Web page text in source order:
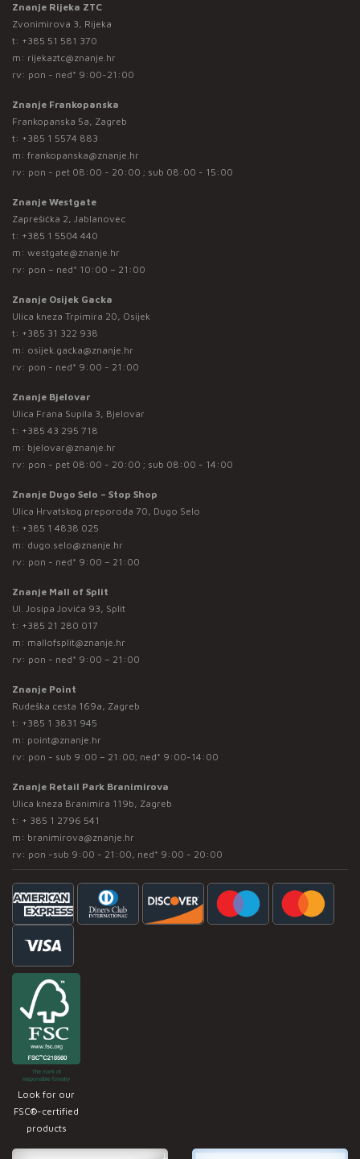
Znanje Rijeka ZTC
Zvonimirova 3, Rijeka
t: +385 51 581 370
m: rijekaztc@znanje.hr
rv: pon - ned* 9:00-21:00
Znanje Frankopanska
Frankopanska 5a, Zagreb
t: +385 1 5574 883
m: frankopanska@znanje.hr
rv: pon - pet 08:00 - 20:00 ; sub 08:00 - 15:00
Znanje Westgate
Zaprešićka 2, Jablanovec
t: +385 1 5504 440
m: westgate@znanje.hr
rv: pon – ned* 10:00 – 21:00
Znanje Osijek Gacka
Ulica kneza Trpimira 20, Osijek
t: +385 31 322 938
m: osijek.gacka@znanje.hr
rv: pon - ned* 9:00 - 21:00
Znanje Bjelovar
Ulica Frana Supila 3, Bjelovar
t: +385 43 295 718
m: bjelovar@znanje.hr
rv: pon - pet 08:00 - 20:00 ; sub 08:00 - 14:00
Znanje Dugo Selo – Stop Shop
Ulica Hrvatskog preporoda 70, Dugo Selo
t: +385 1 4838 025
m: dugo.selo@znanje.hr
rv: pon - ned* 9:00 – 21:00
Znanje Mall of Split
Ul. Josipa Jovića 93, Split
t: +385 21 280 017
m: mallofsplit@znanje.hr
rv: pon - ned* 9:00 – 21:00
Znanje Point
Rudeška cesta 169a, Zagreb
t: +385 1 3831 945
m: point@znanje.hr
rv: pon - sub 9:00 – 21:00; ned* 9:00-14:00
Znanje Retail Park Branimirova
Ulica kneza Branimira 119b, Zagreb
t: + 385 1 2796 541
m: branimirova@znanje.hr
rv: pon -sub 9:00 - 21:00, ned* 9:00 - 20:00
Look for our
FSC®-certified
products